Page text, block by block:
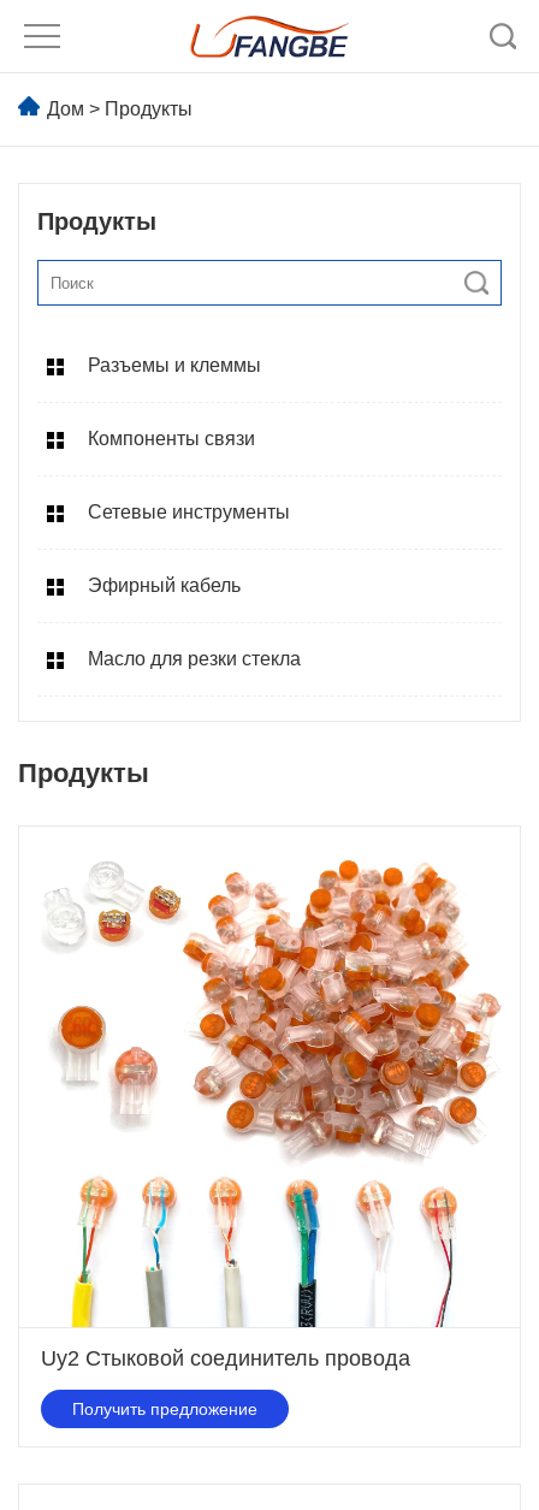
Дом > Продукты
Продукты
Разъемы и клеммы
Компоненты связи
Сетевые инструменты
Эфирный кабель
Масло для резки стекла
Продукты
Uy2 Стыковой соединитель провода
Получить предложение